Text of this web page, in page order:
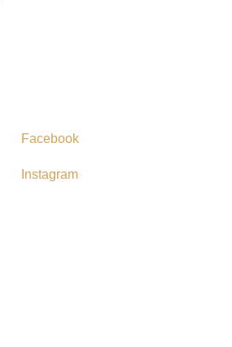
Facebook
Instagram